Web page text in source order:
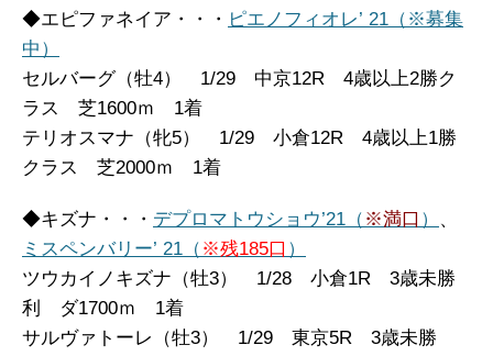
◆エピファネイア・・・ ピエノフィオレ’ 21（※募集
中）
セルバーグ（牡4） 1/29 中京12R 4歳以上2勝ク
ラス 芝1600ｍ 1着
テリオスマナ（牝5） 1/29 小倉12R 4歳以上1勝
クラス 芝2000ｍ 1着
◆キズナ・・・ デプロマトウショウ’21（ ※満口 ）
、
ミスペンバリー’ 21（ ※残185口 ）
ツウカイノキズナ（牡3） 1/28 小倉1R 3歳未勝
利 ダ1700ｍ 1着
サルヴァトーレ（牡3） 1/29 東京5R 3歳未勝